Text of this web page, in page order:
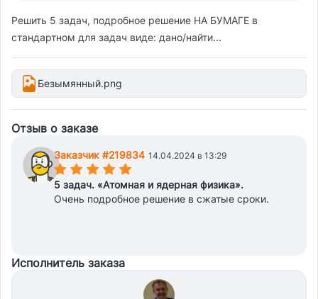
Решить 5 задач, подробное решение НА БУМАГЕ в
стандартном для задач виде: дано/найти...
Безымянный.png
Отзыв о заказе
Заказчик #219834 14.04.2024 в 13:29
(*)(*)(*)(*)(*)
5 задач. «Атомная и ядерная физика».
Очень подробное решение в сжатые сроки.
Исполнитель заказа